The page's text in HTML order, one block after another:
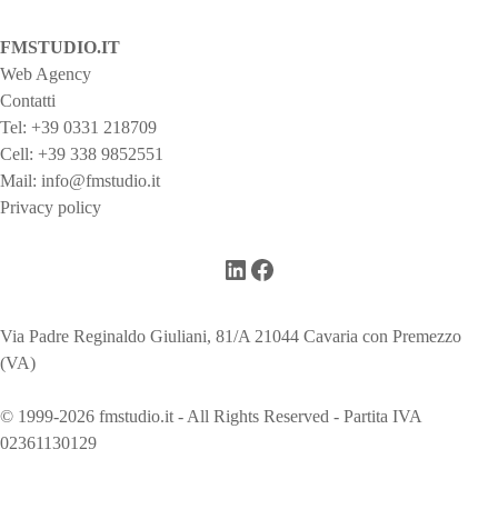
FMSTUDIO.IT
Web Agency
Contatti
Tel: +39 0331 218709
Cell: +39 338 9852551
Mail: info@fmstudio.it
Privacy policy
LinkedIn Facebook
Via Padre Reginaldo Giuliani, 81/A 21044 Cavaria con Premezzo
(VA)
© 1999-2026 fmstudio.it - All Rights Reserved - Partita IVA
02361130129